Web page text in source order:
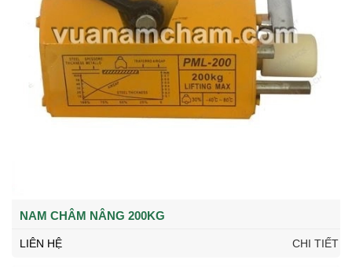
NAM CHÂM NÂNG 200KG
LIÊN HỆ CHI TIẾT